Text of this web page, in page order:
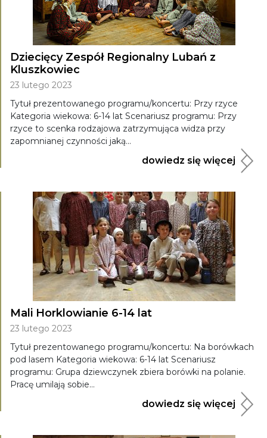
Dziecięcy Zespół Regionalny Lubań z
Kluszkowiec
23 lutego 2023
Tytuł prezentowanego programu/koncertu: Przy rzyce
Kategoria wiekowa: 6-14 lat Scenariusz programu: Przy
rzyce to scenka rodzajowa zatrzymująca widza przy
zapomnianej czynności jaką...
dowiedz się więcej
Mali Horklowianie 6-14 lat
23 lutego 2023
Tytuł prezentowanego programu/koncertu: Na borówkach
pod lasem Kategoria wiekowa: 6-14 lat Scenariusz
programu: Grupa dziewczynek zbiera borówki na polanie.
Pracę umilają sobie...
dowiedz się więcej